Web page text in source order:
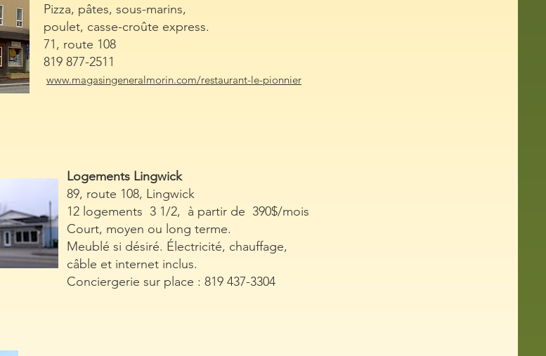
Pizza, pâtes, sous-marins,
poulet, casse-croûte express.
71, route 108
819 877-2511
www.magasingeneralmorin.com/restaurant-le-pionnier
Logements Lingwick
89, route 108, Lingwick
12 logements 3 1/2, à partir de 390$/mois
Court, moyen ou long terme.
Meublé si désiré. Électricité, chauffage,
câble et internet inclus.
Conciergerie sur place : 819 437-3304